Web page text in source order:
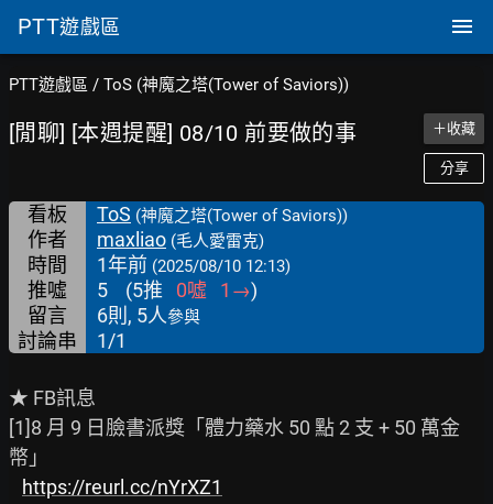
PTT遊戲區
PTT遊戲區 / ToS (神魔之塔(Tower of Saviors))
[閒聊] [本週提醒] 08/10 前要做的事 ＋收藏
分享
看板 ToS (神魔之塔(Tower of Saviors))
作者 maxliao (毛人愛雷克)
時間 1年前 (2025/08/10 12:13)
推噓 5 (5推 0噓 1 →)
留言
6則, 5人參與
討論串 1/1
★ FB訊息
[1]8 月 9 日臉書派獎「體力藥水 50 點 2 支 + 50 萬金
幣」
https://reurl.cc/nYrXZ1